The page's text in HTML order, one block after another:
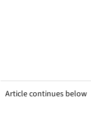
Article continues below